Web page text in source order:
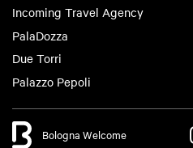
Incoming Travel Agency
PalaDozza
Due Torri
Palazzo Pepoli
Bologna Welcome